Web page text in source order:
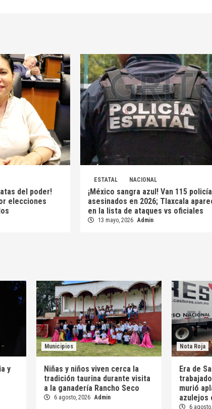
del poder!
elecciones
ESTATAL NACIONAL
¡México sangra azul! Van 115
asesinados en 2026; Tlaxcala
en la lista de ataques vs oficiales
13 mayo, 2026 Admin
y
Municipios
Niñas y niños viven cerca la
tradición taurina durante visita
a la ganadería Rancho Seco
6 agosto, 2026 Admin
Nota Roja
Era de
murió
azulejos
6